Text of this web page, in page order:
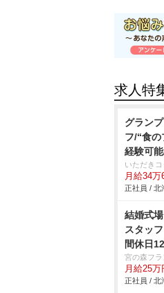
求人特
グラン
フ/“食
経験可
いただき
月給34万
正社員 / 北
結婚式
スタッ
間休日
宮の森フ
月給25万
正社員 / 北